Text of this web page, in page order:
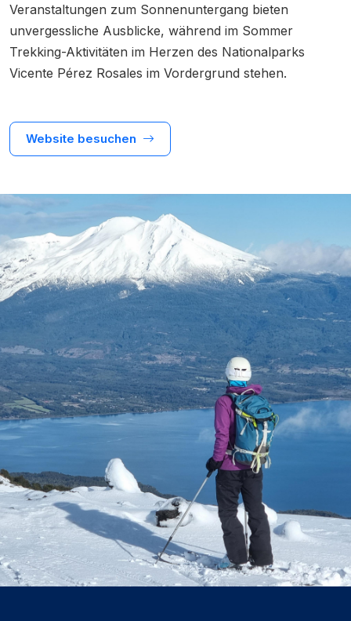
Veranstaltungen zum Sonnenuntergang bieten
unvergessliche Ausblicke, während im Sommer
Trekking-Aktivitäten im Herzen des Nationalparks
Vicente Pérez Rosales im Vordergrund stehen.
Website besuchen